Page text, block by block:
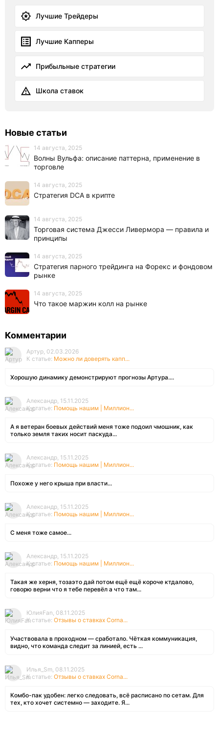
Лучшие Трейдеры
Лучшие Капперы
Прибыльные стратегии
Школа ставок
Новые статьи
14 августа, 2025
Волны Вульфа: описание паттерна, применение в
торговле
14 августа, 2025
Стратегия DCA в крипте
14 августа, 2025
Торговая система Джесси Ливермора — правила и
принципы
14 августа, 2025
Стратегия парного трейдинга на Форекс и фондовом
рынке
14 августа, 2025
Что такое маржин колл на рынке
Комментарии
Артур, 02.03.2026
К статье: Можно ли доверять капп...
Хорошую динамику демонстрируют прогнозы Артура....
Александр, 15.11.2025
К статье: Помощь нашим | Миллион...
А я ветеран боевых действий меня тоже подоил чмошник, как
только земля таких носит паскуда...
Александр, 15.11.2025
К статье: Помощь нашим | Миллион...
Похоже у него крыша при власти...
Александр, 15.11.2025
К статье: Помощь нашим | Миллион...
С меня тоже самое...
Александр, 15.11.2025
К статье: Помощь нашим | Миллион...
Такая же херня, тозаэто дай потом ещё ещё короче ктдалово,
говорю верни что я тебе перевёл а что там...
ЮлияFan, 08.11.2025
К статье: Отзывы о ставках Corna...
Участвовала в проходном — сработало. Чёткая коммуникация,
видно, что команда следит за линией, есть ...
Илья_Sm, 08.11.2025
К статье: Отзывы о ставках Corna...
Комбо-пак удобен: легко следовать, всё расписано по сетам. Для
тех, кто хочет системно — заходите. Я...